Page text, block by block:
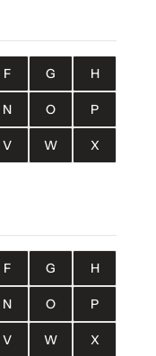
F G H
N O P
V W X
F G H
N O P
V W X